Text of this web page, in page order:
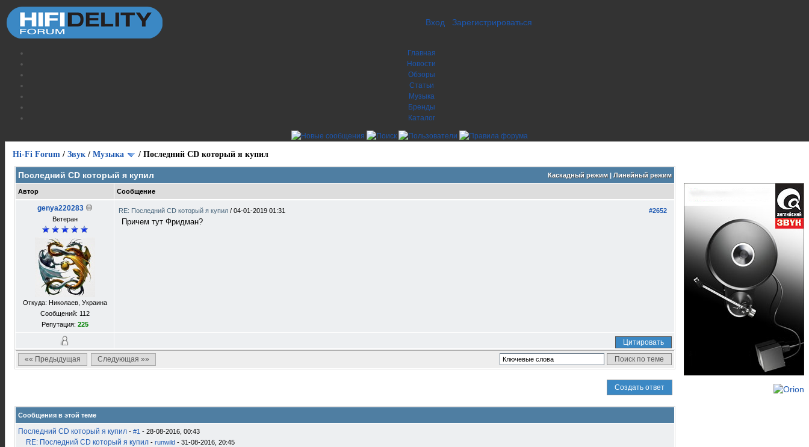
Вход Зарегистрироваться
Главная
Новости
Обзоры
Статьи
Музыка
Бренды
Каталог
Hi-Fi Forum / Звук / Музыка / Последний CD который я купил
Каскадный режим| Линейный режим
Последний CD который я купил
Автор Сообщение
genya220283
Ветеран
Откуда: Николаев, Украина
Сообщений: 112
Репутация: 225
#2652
RE: Последний CD который я купил / 04-01-2019 01:31
Причем тут Фридман?
Цитировать
«« Предыдущая
Следующая »»
Создать ответ
Сообщения в этой теме
Последний CD который я купил - #1 - 28-08-2016, 00:43
RE: Последний CD который я купил - runwild - 31-08-2016, 20:45